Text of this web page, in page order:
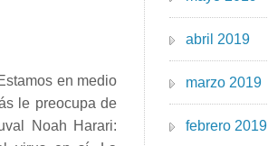
en medio
le preocupa de
Noah Harari:
abril 2019
marzo 2019
febrero 2019